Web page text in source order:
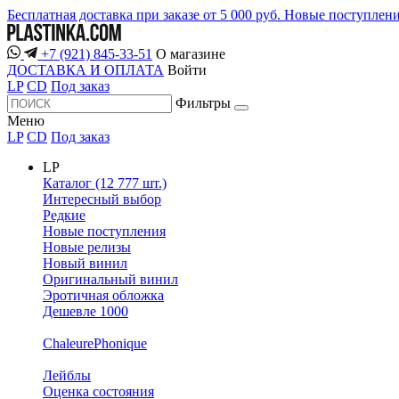
Бесплатная доставка при заказе от 5 000 руб. Новые
+7 (921) 845-33-51 О магазине
ДОСТАВКА И ОПЛАТА Войти
LP CD Под заказ
Фильтры
Меню
LP CD Под заказ
LP
Каталог (12 777 шт.)
Интересный выбор
Редкие
Новые поступления
Новые релизы
Новый винил
Оригинальный винил
Эротичная обложка
Дешевле 1000
ChaleurePhonique
Лейблы
Оценка состояния